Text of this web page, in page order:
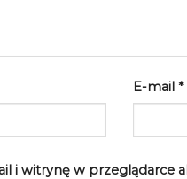
E-mail *
i witrynę w przeglądarce